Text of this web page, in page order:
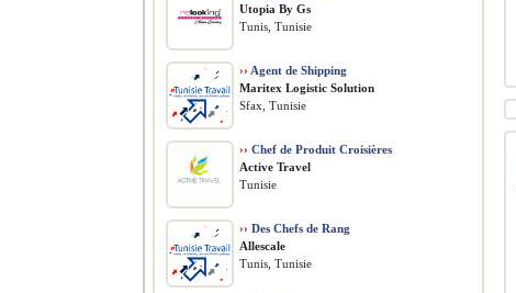
Utopia By Gs
Tunis, Tunisie
›› Agent de Shipping
Maritex Logistic Solution
Sfax, Tunisie
›› Chef de Produit Croisières
Active Travel
Tunisie
›› Des Chefs de Rang
Allescale
Tunis, Tunisie